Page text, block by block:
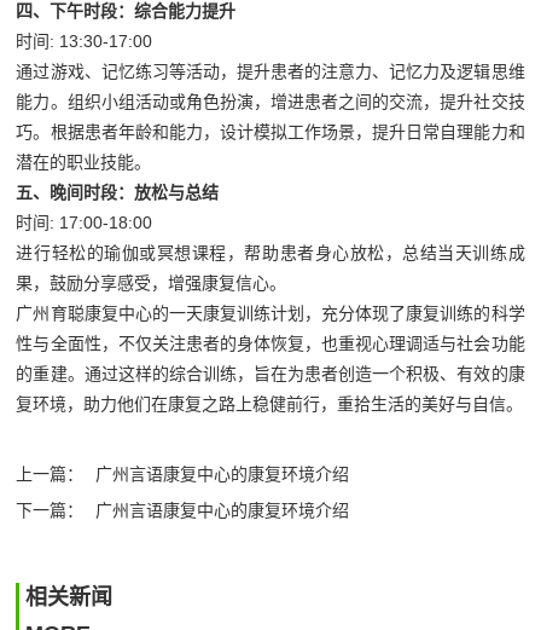
四、下午时段：综合能力提升
时间: 13:30-17:00
通过游戏、记忆练习等活动，提升患者的注意力、记忆力及逻辑思维
能力。组织小组活动或角色扮演，增进患者之间的交流，提升社交技
巧。根据患者年龄和能力，设计模拟工作场景，提升日常自理能力和
潜在的职业技能。
五、晚间时段：放松与总结
时间: 17:00-18:00
进行轻松的瑜伽或冥想课程，帮助患者身心放松，总结当天训练成
果，鼓励分享感受，增强康复信心。
广州育聪康复中心的一天康复训练计划，充分体现了康复训练的科学
性与全面性，不仅关注患者的身体恢复，也重视心理调适与社会功能
的重建。通过这样的综合训练，旨在为患者创造一个积极、有效的康
复环境，助力他们在康复之路上稳健前行，重拾生活的美好与自信。‍
上一篇：
广州言语康复中心的康复环境介绍
下一篇：
广州言语康复中心的康复环境介绍
相关新闻